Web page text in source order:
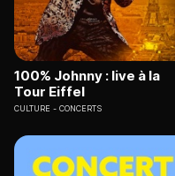
100% Johnny : live à la
Tour Eiffel
CULTURE CONCERTS